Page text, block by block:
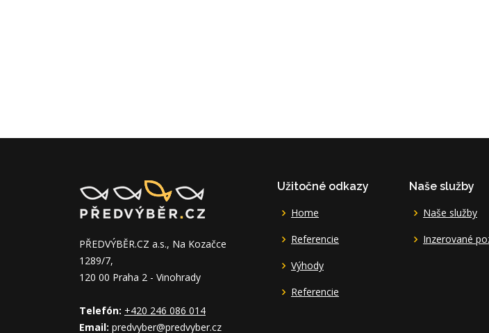
PŘEDVÝBĚR.CZ a.s., Na Kozačce
1289/7,
120 00 Praha 2 - Vinohrady
Telefón: +420 246 086 014
Email: predvyber@predvyber.cz
Užitočné odkazy
Home
Referencie
Výhody
Referencie
Naše služby
Naše služby
Inzerované